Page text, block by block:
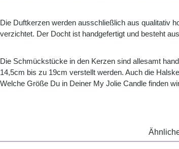
Die Duftkerzen werden ausschließlich aus qualitativ
verzichtet. Der Docht ist handgefertigt und besteht
Die Schmückstücke in den Kerzen sind allesamt
14,5cm bis zu 19cm verstellt werden. Auch die
Welche Größe Du in Deiner My Jolie Candle finden